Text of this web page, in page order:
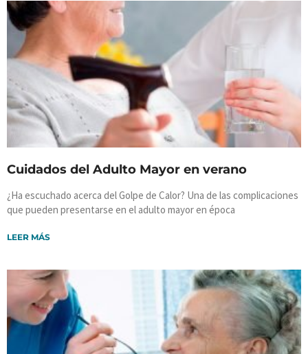
Cuidados del Adulto Mayor en verano
¿Ha escuchado acerca del Golpe de Calor? Una de las complicaciones
que pueden presentarse en el adulto mayor en época
LEER MÁS